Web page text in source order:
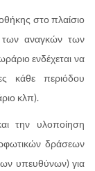
στο πλαίσιο
των αναγκών των
ενδέχεται να
κάθε περιόδου
κλπ).
την υλοποίηση
δράσεων
υπευθύνων) για